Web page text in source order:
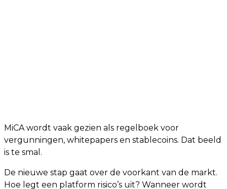
MiCA wordt vaak gezien als regelboek voor
vergunningen, whitepapers en stablecoins. Dat beeld
is te smal.
De nieuwe stap gaat over de voorkant van de markt.
Hoe legt een platform risico’s uit? Wanneer wordt